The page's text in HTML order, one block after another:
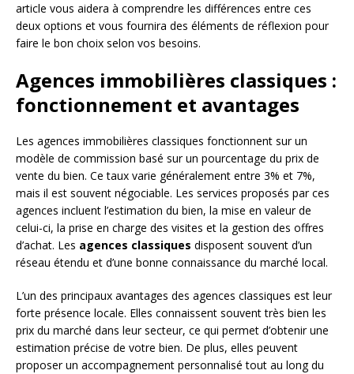
article vous aidera à comprendre les différences entre ces
deux options et vous fournira des éléments de réflexion pour
faire le bon choix selon vos besoins.
Agences immobilières classiques :
fonctionnement et avantages
Les agences immobilières classiques fonctionnent sur un
modèle de commission basé sur un pourcentage du prix de
vente du bien. Ce taux varie généralement entre 3% et 7%,
mais il est souvent négociable. Les services proposés par ces
agences incluent l’estimation du bien, la mise en valeur de
celui-ci, la prise en charge des visites et la gestion des offres
d’achat. Les agences classiques disposent souvent d’un
réseau étendu et d’une bonne connaissance du marché local.
L’un des principaux avantages des agences classiques est leur
forte présence locale. Elles connaissent souvent très bien les
prix du marché dans leur secteur, ce qui permet d’obtenir une
estimation précise de votre bien. De plus, elles peuvent
proposer un accompagnement personnalisé tout au long du